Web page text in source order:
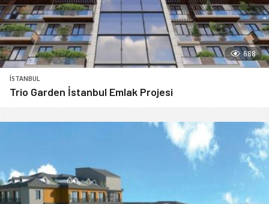
688
İSTANBUL
Trio Garden İstanbul Emlak Projesi